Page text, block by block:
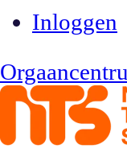
Inloggen